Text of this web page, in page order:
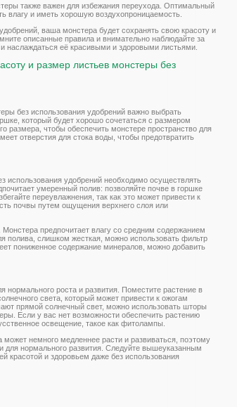
также важен для избежания переухода. Оптимальный
влагу и иметь хорошую воздухопроницаемость.
ваша монстера будет сохранять свою красоту и
описанные правила и внимательно наблюдайте за
наслаждаться её красивыми и здоровыми листьями.
и размер листьев монстеры без
без использования удобрений важно выбрать
который будет хорошо сочетаться с размером
размера, чтобы обеспечить монстере пространство для
отверстия для стока воды, чтобы предотвратить
использования удобрений необходимо осуществлять
умеренный полив: позволяйте почве в горшке
переувлажнения, так как это может привести к
почвы путем ощущения верхнего слоя или
предпочитает влагу со средним содержанием
полива, слишком жесткая, можно использовать фильтр
пониженное содержание минералов, можно добавить
нормального роста и развития. Поместите растение в
света, который может привести к ожогам
прямой солнечный свет, можно использовать шторы
Если у вас нет возможности обеспечить растению
освещение, такое как фитолампы.
немного медленнее расти и развиваться, поэтому
для нормального развития. Следуйте вышеуказанным
красотой и здоровьем даже без использования